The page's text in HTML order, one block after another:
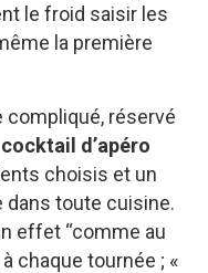
le froid saisir les
la première
compliqué, réservé
cocktail d’apéro
choisis et un
dans toute cuisine.
effet “comme au
chaque tournée ; «